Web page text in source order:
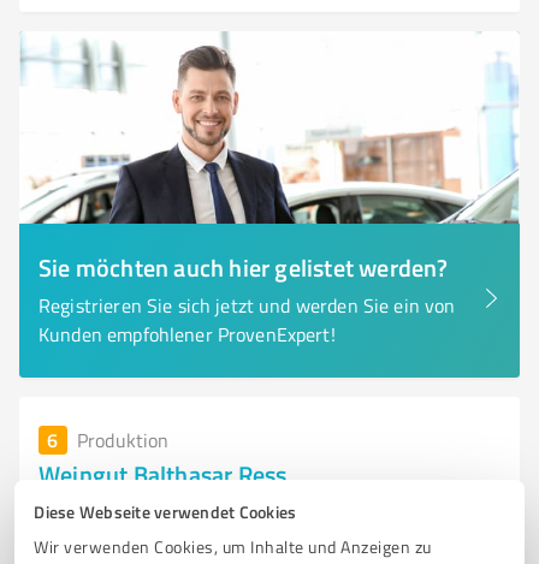
Diese Webseite verwendet Cookies
Wir verwenden Cookies, um Inhalte und Anzeigen zu
Sie möchten auch hier gelistet werden?
Registrieren Sie sich jetzt und werden Sie ein von
Kunden empfohlener ProvenExpert!
6 Produktion
Weingut Balthasar Ress
Hochwertige Weine und Weinproben im Weingut
Balthasar Ress Hattenheim